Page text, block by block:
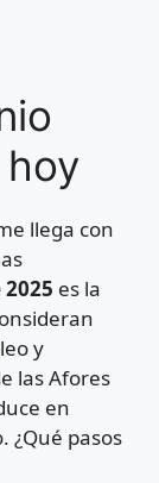
llega con
es la
y
las Afores
en
¿Qué pasos